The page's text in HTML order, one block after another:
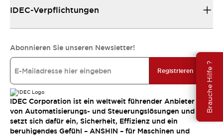
Brauche Hilfe ?
IDEC-Verpflichtungen
Abonnieren Sie unseren Newsletter!
Registrieren
IDEC Corporation ist ein weltweit führender Anbieter
von Automatisierungs- und Steuerungslösungen und
setzt sich dafür ein, Sicherheit, Effizienz und ein
beruhigendes Gefühl – ANSHIN – für Maschinen und